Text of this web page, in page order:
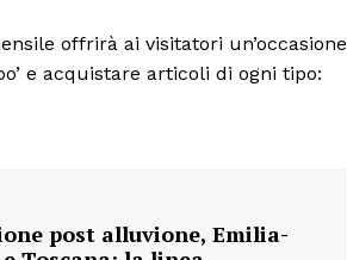
AREEINTERNE
SPORT
offrirà ai visitatori un’occasione
e acquistare articoli di ogni tipo:
post alluvione, Emilia-